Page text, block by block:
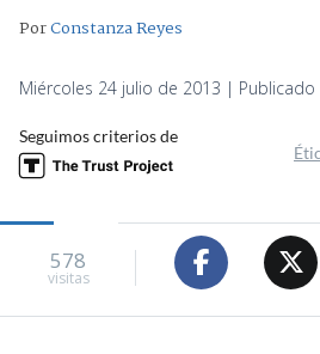
PorConstanza Reyes
Miércoles 24 julio de 2013 | Publicado
Seguimos criterios de
578
visitas